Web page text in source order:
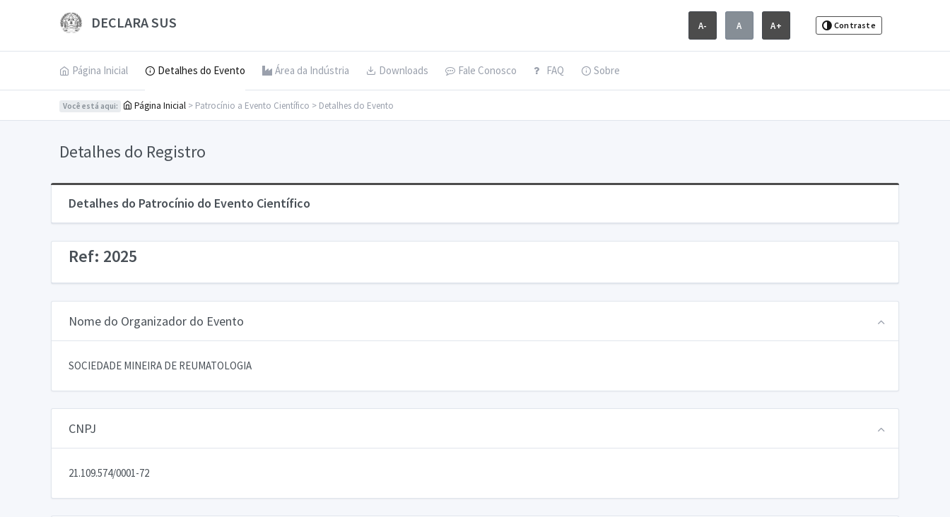
DECLARA SUS A- A A+ Contraste
Página Inicial Detalhes do Evento Área da Indústria Downloads Fale Conosco FAQ Sobre
Você está aqui: Página Inicial > Patrocínio a Evento Científico > Detalhes do Evento
Detalhes do Registro
Detalhes do Patrocínio do Evento Científico
Ref: 2025
Nome do Organizador do Evento
SOCIEDADE MINEIRA DE REUMATOLOGIA
CNPJ
21.109.574/0001-72